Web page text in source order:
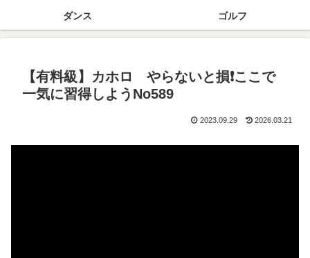
ダンス ゴルフ
【有料級】カホロ やらないと損❗️ここで
一気に習得しようNo589
2023.09.29 2026.03.21